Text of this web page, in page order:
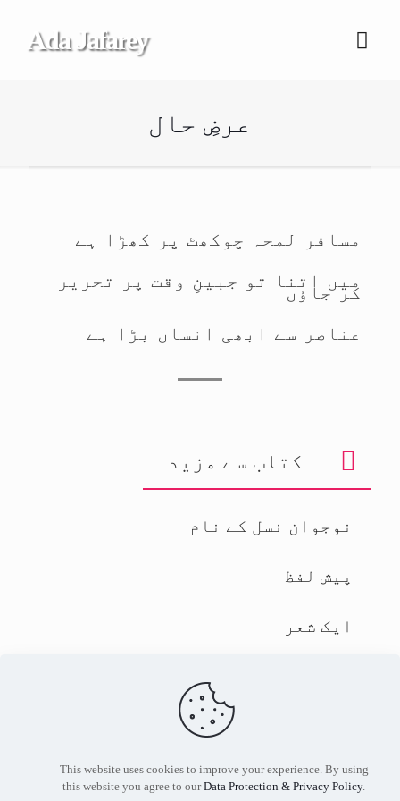
Ada Jafarey
عرضِ حال
مسافر لمحہ چوکھٹ پر کھڑا ہے
میں اتنا تو جبینِ وقت پر تحریر
کر جاؤں
عناصر سے ابھی انساں بڑا ہے
کتاب سے مزید
نوجوان نسل کے نام
پیش لفظ
ایک شعر
© All Rights Reserved - Ada Jafarey
This website uses cookies to improve your experience. By using
this website you agree to ourData Protection & Privacy Policy.